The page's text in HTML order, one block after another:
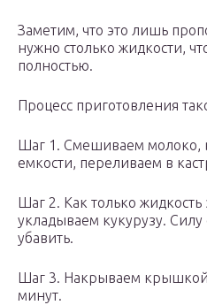
Заметим, что это лишь
нужно столько жидкости,
полностью.
Процесс приготовления
Шаг 1. Смешиваем молоко,
емкости, переливаем в
Шаг 2. Как только жидкость
укладываем кукурузу.
убавить.
Шаг 3. Накрываем крышкой
минут.